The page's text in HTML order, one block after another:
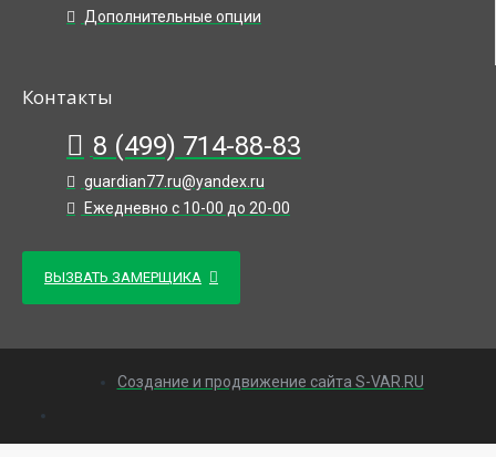
Дополнительные опции
Контакты
8 (499) 714-88-83
guardian77.ru@yandex.ru
Ежедневно с 10-00 до 20-00
ВЫЗВАТЬ ЗАМЕРЩИКА
Создание и продвижение сайта S-VAR.RU